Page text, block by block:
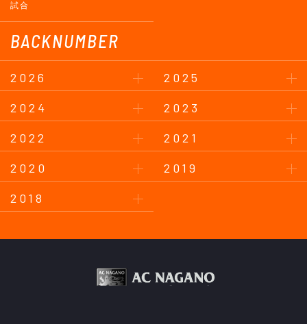
試合
BACKNUMBER
2026
2025
2024
2023
2022
2021
2020
2019
2018